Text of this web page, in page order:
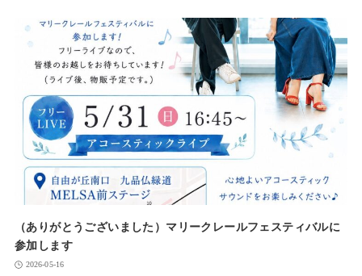
（ありがとうございました）マリークレールフェスティバルに
参加します
2026-05-16